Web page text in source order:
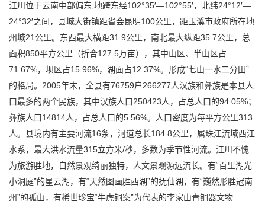
江川位于云南中部偏东,地跨东经102°35′—102°55′，北纬24°12′—
24°32′之间，县城大街镇距省会昆明100公里，距玉溪市政府所在地
州城21公里。东西最大横距31.9公里，南北最大纵距35.7公里，总
面积850平方公里（折合127.5万亩），其中山区、半山区占
71.67%，坝区占15.96%，湖面占12.37%。形成“七山一水二分田”
的格局。2005年末，全县有76759户266277人汉族和彝族是本县人
口最多的两个民族，其中汉族人口250423人，占总人口的94.05%；
彝族人口14814人，占总人口的5.56%。人口密度为每平方公里313
人。县境内有主要河流16条，河道总长184.8公里，属珠江流域西江
水系，最大洪水流量315立方米/秒，多数为季节性河流。江川不愧
为旅游胜地，自然景观绮丽独特，人文景观源远流长。有“百里湖光
小洞庭”的星云湖，有“天然图画胜西湖”的抚仙湖，有“巍然形胜冠南
州”的孤山，有稀世珍宝“牛虎铜案”为代表的李家山青铜器文物.